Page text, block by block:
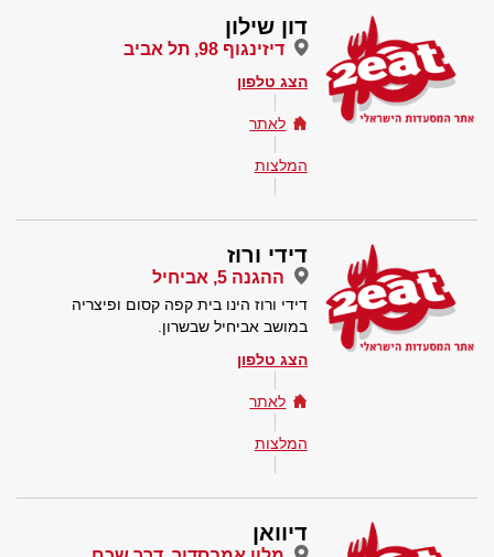
דון שילון
דיזינגוף 98, תל אביב
הצג טלפון
לאתר
המלצות
דידי ורוז
ההגנה 5, אביחיל
דידי ורוז הינו בית קפה קסום ופיצריה
במושב אביחיל שבשרון.
הצג טלפון
לאתר
המלצות
דיוואן